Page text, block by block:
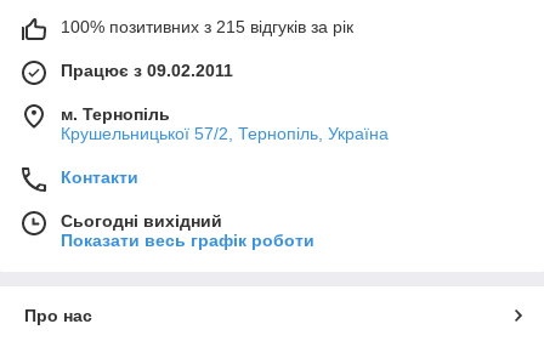
100% позитивних з 215 відгуків за рік
Працює з 09.02.2011
м. Тернопіль
Крушельницької 57/2, Тернопіль, Україна
Контакти
Сьогодні вихідний
Показати весь графік роботи
Про нас